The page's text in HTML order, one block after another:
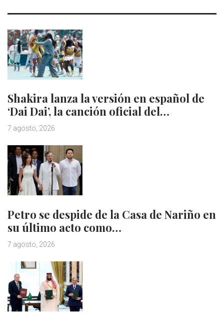
Shakira lanza la versión en español de
‘Dai Dai’, la canción oficial del…
7 agosto, 2026
Petro se despide de la Casa de Nariño en
su último acto como…
7 agosto, 2026